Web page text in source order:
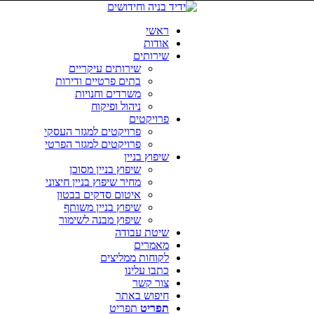
ראשי
אודות
שירותים
שירותים עיקריים
בתים פרטיים ודירות
משרדים וחנויות
ניהול ופיקוח
פרויקטים
פרויקטים למגזר העסקי
פרויקטים למגזר הפרטי
שיפוץ בניין
שיפוץ בניין מסוכן
מחיר שיפוץ בניין חיצוני
איטום סדקים בבטון
שיפוץ בניין משותף
שיפוץ מבנה לשימור
שיטת עבודה
מאמרים
לקוחות ממליצים
כתבו עלינו
צור קשר
חיפוש באתר
תפריט תפריט